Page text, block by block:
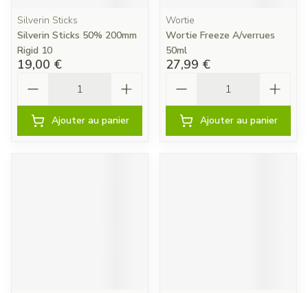
Silverin Sticks
Silverin Sticks 50% 200mm
Rigid 10
19,00 €
Ajouter au panier
Wortie
Wortie Freeze A/verrues
50ml
27,99 €
Ajouter au panier